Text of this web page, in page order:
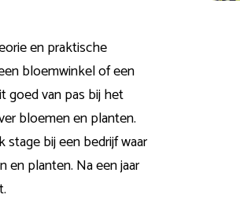
en praktische
bloemwinkelof een
goed van pas bij het
bloemenen planten.
stage bij een bedrijf waar
en planten. Na een jaar